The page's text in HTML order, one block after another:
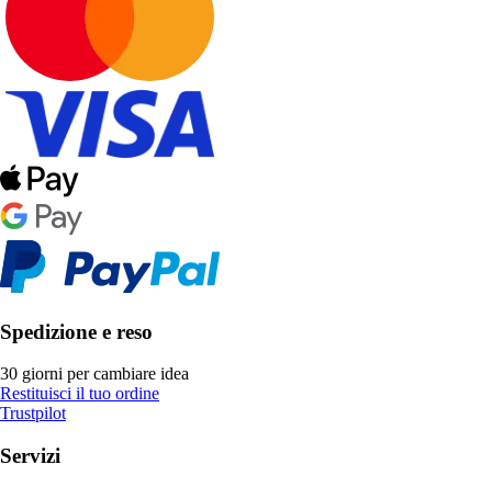
Spedizione e reso
30 giorni per cambiare idea
Restituisci il tuo ordine
Trustpilot
Servizi